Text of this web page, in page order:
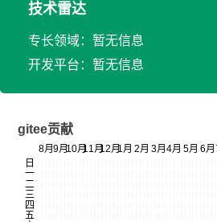
技术雷达
专长领域：暂无信息
开发平台：暂无信息
gitee贡献